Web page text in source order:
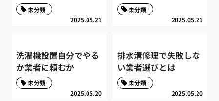
2025.05.21
未分類
2025.05.21
未分類
洗濯機設置自分でやる
か業者に頼むか
2025.05.20
未分類
排水溝修理で失敗しな
い業者選びとは
2025.05.20
未分類